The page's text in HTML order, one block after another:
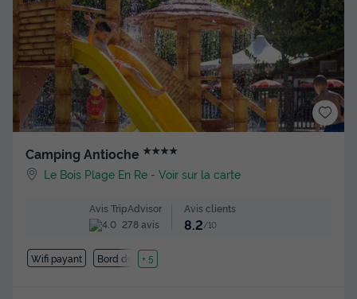
Camping Antioche ★★★★
Le Bois Plage En Re -Voir sur la carte
Avis TripAdvisor
278 avis
Avis clients
8.2/10
Wifi payant Bord de mer
+ 5